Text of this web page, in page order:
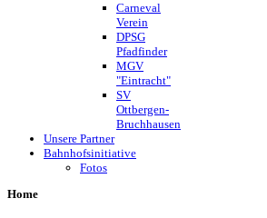
Carneval
Verein
DPSG
Pfadfinder
MGV
"Eintracht"
SV
Ottbergen-
Bruchhausen
Unsere Partner
Bahnhofsinitiative
Fotos
Home